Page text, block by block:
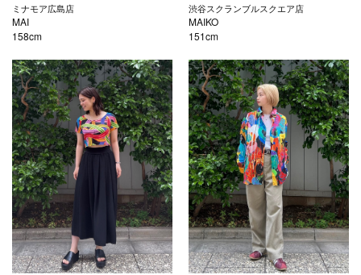
ミナモア広島店
MAI
158cm
渋谷スクランブルスクエア店
MAIKO
151cm